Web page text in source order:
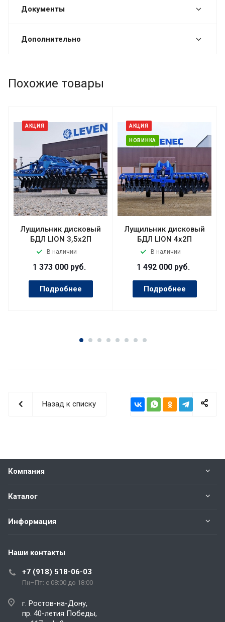
Документы
Дополнительно
Похожие товары
АКЦИЯ
Лущильник дисковый
БДЛ LION 3,5х2П
В наличии
1 373 000 руб.
Подробнее
АКЦИЯ
НОВИНКА
Лущильник дисковый
БДЛ LION 4х2П
В наличии
1 492 000 руб.
Подробнее
Назад к списку
Компания
Каталог
Информация
Наши контакты
+7 (918) 518-06-03
Пн–Пт: с 08:00 до 18:00
г. Ростов-на-Дону,
пр. 40-летия Победы,